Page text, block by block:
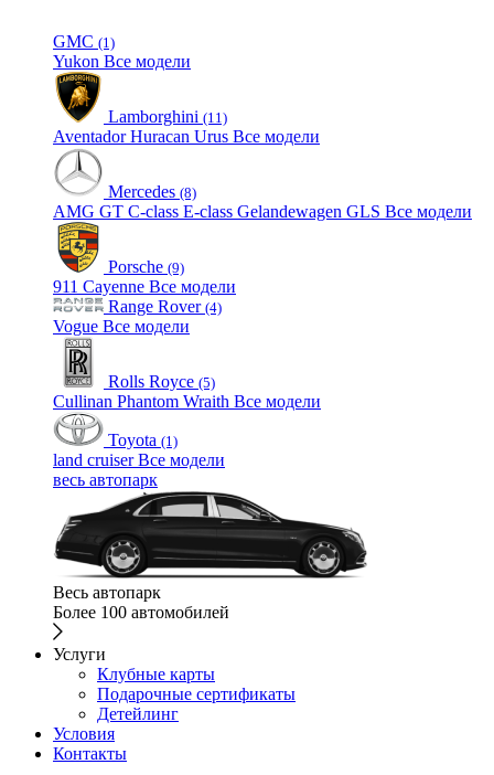
GMC (1)
Yukon Все модели
Lamborghini (11)
AventadorHuracan Urus Все модели
Mercedes (8)
AMG GT C-class E-class Gelandewagen GLS Все модели
Porsche (9)
911 Cayenne Все модели
Range Rover (4)
Vogue Все модели
Rolls Royce (5)
Cullinan Phantom Wraith Все модели
Toyota (1)
land cruiserВсе модели
весь автопарк
Весь автопарк
Более 100 автомобилей
Услуги
Клубные карты
Подарочные сертификаты
Детейлинг
Условия
Контакты